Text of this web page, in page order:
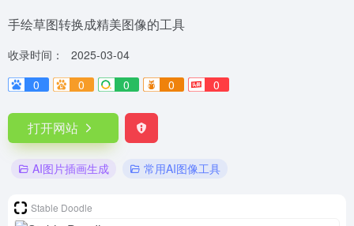
手绘草图转换成精美图像的工具
收录时间：
2025-03-04
0
0 0 0 0
打开网站
AI图片插画生成 常用AI图像工具
Stable Doodle